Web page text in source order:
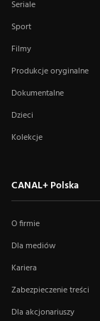
Seriale
Sport
Filmy
Produkcje oryginalne
Dokumentalne
Dzieci
Kolekcje
CANAL+ Polska
O firmie
Dla mediów
Kariera
Zabezpieczenie treści
Dla akcjonariuszy